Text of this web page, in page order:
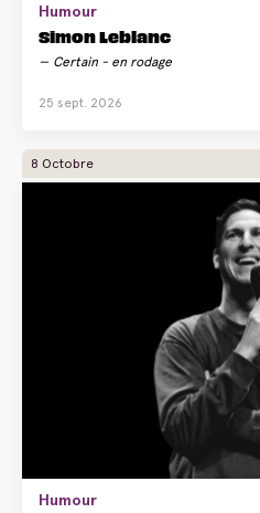
Humour
Simon Leblanc
Certain - en rodage
25 sept. 2026
8 Octobre
Humour